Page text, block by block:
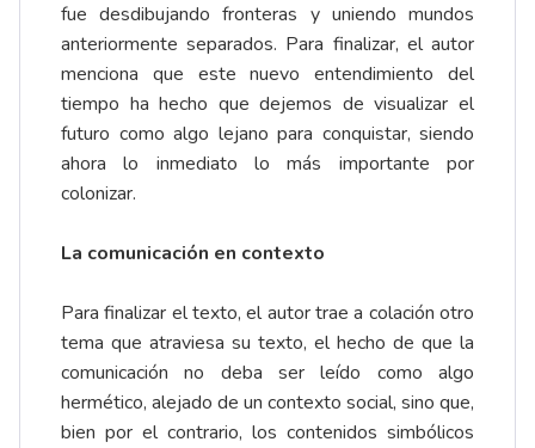
fue desdibujando fronteras y uniendo mundos
anteriormente separados. Para finalizar, el autor
menciona que este nuevo entendimiento del
tiempo ha hecho que dejemos de visualizar el
futuro como algo lejano para conquistar, siendo
ahora lo inmediato lo más importante por
colonizar.
La comunicación en contexto
Para finalizar el texto, el autor trae a colación otro
tema que atraviesa su texto, el hecho de que la
comunicación no deba ser leído como algo
hermético, alejado de un contexto social, sino que,
bien por el contrario, los contenidos simbólicos